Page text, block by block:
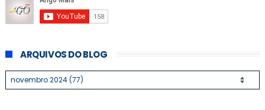
ARQUIVOS DO BLOG